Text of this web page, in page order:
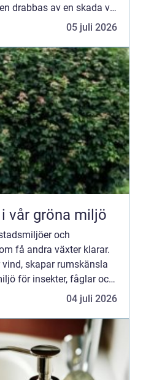
drabbas av en skada vill
05 juli 2026
i vår gröna miljö
och
få andra växter klarar.
skapar rumskänsla
för insekter, fåglar och
de stora mängder kol i
04 juli 2026